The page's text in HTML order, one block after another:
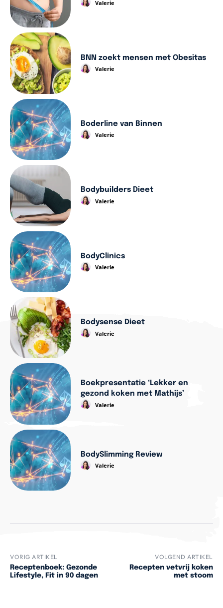
Valerie
BNN zoekt mensen met Obesitas
Valerie
Boderline van Binnen
Valerie
Bodybuilders Dieet
Valerie
BodyClinics
Valerie
Bodysense Dieet
Valerie
Boekpresentatie ‘Lekker en
gezond koken met Mathijs’
Valerie
BodySlimming Review
Valerie
VORIG ARTIKEL
Receptenboek: Gezonde
Lifestyle, Fit in 90 dagen
VOLGEND ARTIKEL
Recepten vetvrij koken
met stoom